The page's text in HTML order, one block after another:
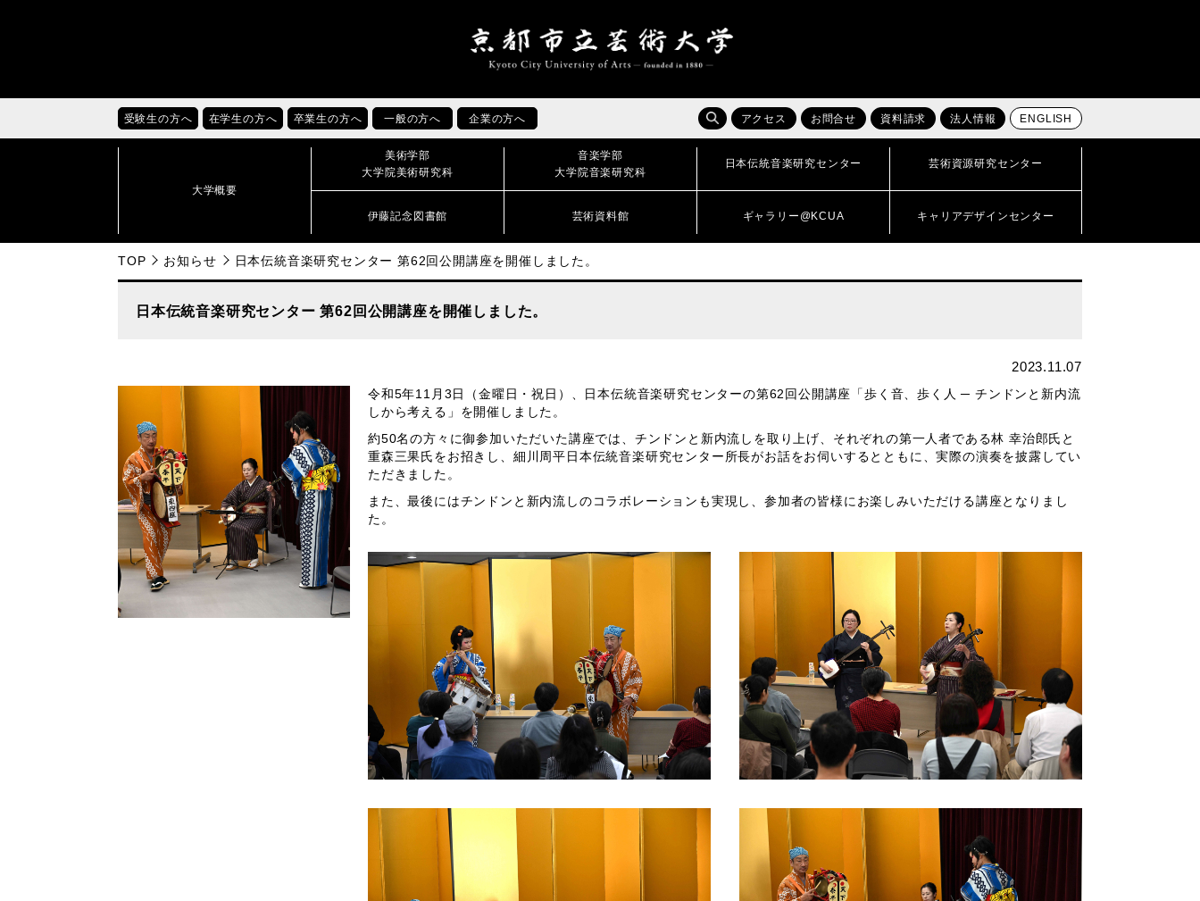
受験生の方へ 在学生の方へ 卒業生の方へ 一般の方へ 企業の方へ アクセス お問合せ 資料請求 法人情報 ENGLISH
大学概要
美術学部
大学院美術研究科
音楽学部
大学院音楽研究科
日本伝統音楽研究センター 芸術資源研究センター
伊藤記念図書館 芸術資料館 ギャラリー@KCUA キャリアデザインセンター
TOP お知らせ 日本伝統音楽研究センター 第62回公開講座を開催しました。
日本伝統音楽研究センター 第62回公開講座を開催しました。
2023.11.07
令和5年11月3日（金曜日・祝日）、日本伝統音楽研究センターの第62回公開講座「歩く音、歩く人 ─ チンドンと新内流
しから考える」を開催しました。
約50名の方々に御参加いただいた講座では、チンドンと新内流しを取り上げ、それぞれの第一人者である林 幸治郎氏と
重森三果氏をお招きし、細川周平日本伝統音楽研究センター所長がお話をお伺いするとともに、実際の演奏を披露してい
ただきました。
また、最後にはチンドンと新内流しのコラボレーションも実現し、参加者の皆様にお楽しみいただける講座となりまし
た。